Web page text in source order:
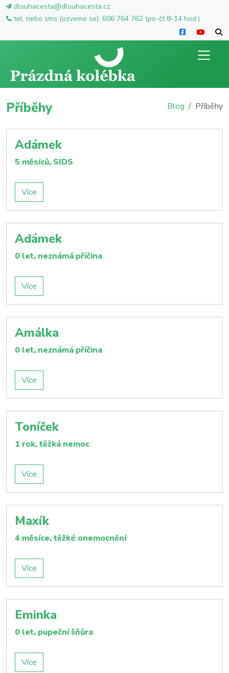
dlouhacesta@dlouhacesta.cz
tel. nebo sms (ozveme se): 606 764 762 (po-čt 8-14 hod.)
Blog Příběhy
Příběhy
Adámek
5 měsíců, SIDS
Více
Adámek
0 let, neznámá příčina
Více
Amálka
0 let, neznámá příčina
Více
Toníček
1 rok, těžká nemoc
Více
Maxík
4 měsíce, těžké onemocnění
Více
Eminka
0 let, pupeční šňůra
Více